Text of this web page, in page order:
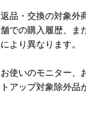
品・交換の対象外
での購入履歴、ま
より異なります。
使いのモニター、
アップ対象除外品